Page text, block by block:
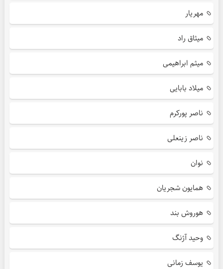
مهریار
میثاق راد
میثم ابراهیمی
میلاد بابایی
ناصر پورکرم
ناصر زینعلی
نوان
همایون شجریان
هوروش بند
وحید آژنگ
یوسف زمانی